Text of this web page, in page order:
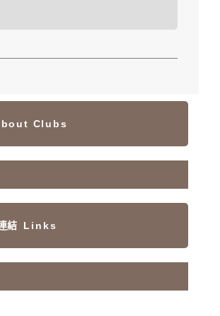
Clubs
結 Links